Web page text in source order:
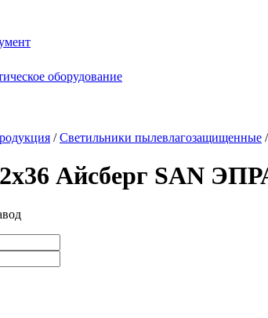
оборудование
/Светильники пылевлагозащищенные /
Айсберг SAN